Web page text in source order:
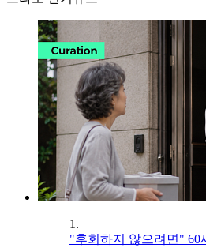
1.
"후회하지 않으려면" 60